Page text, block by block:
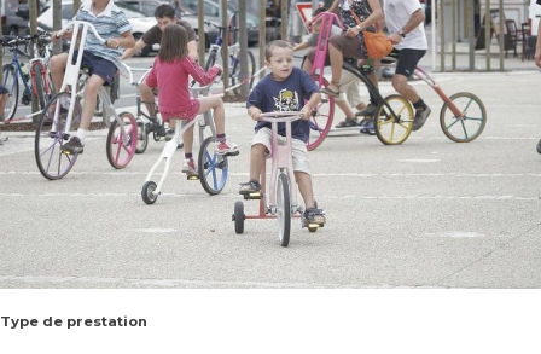
Type de prestation